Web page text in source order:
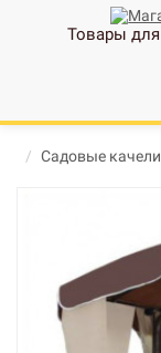
Товары
Садовые качели